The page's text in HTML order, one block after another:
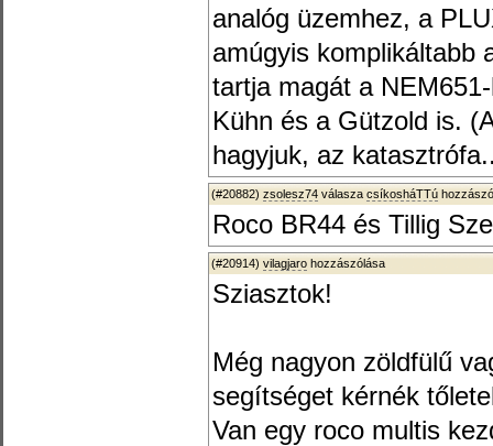
analóg üzemhez, a
amúgyis komplikáltabb
tartja magát a
Kühn és a Gützold is.
hagyjuk, az
(#20882) zsolesz74 válasza csíkosháTTú
Roco BR44 és Tillig
(#20914) vilagjaro hozzászólása
Sziasztok!
Még nagyon zöldfülű
segítséget kérnék
Van egy roco multis